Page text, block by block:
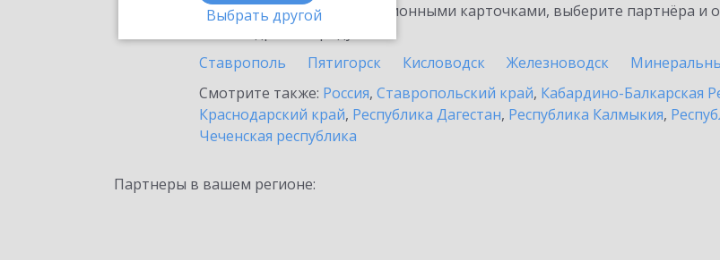
Выбрать другой
Ознакомьтесь с информационными карточками, выберите партнёра и
Ставрополь
Пятигорск Кисловодск Железноводск
Смотрите также: Россия, Ставропольский край, Кабардино-Балкарская
Краснодарский край, Республика Дагестан, Республика Калмыкия,
Чеченская республика
Партнеры в вашем регионе: